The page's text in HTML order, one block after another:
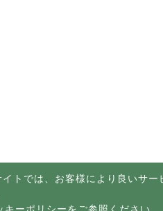
イトでは、お客様により良いサ